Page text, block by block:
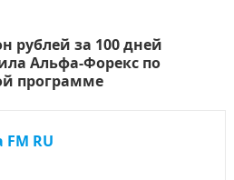
рублей за 100 дней
Альфа-Форекс по
программе
RU